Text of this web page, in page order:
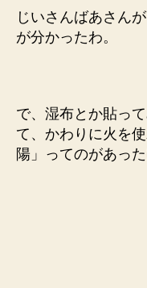
じいさんばあさん
が分かったわ。
で、湿布とか貼っ
て、かわりに火を
陽」ってのがあっ